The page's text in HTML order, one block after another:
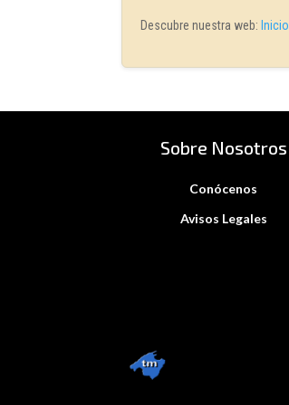
Descubre nuestra web:Inicio
Sobre Nosotros
Conócenos
Avisos Legales